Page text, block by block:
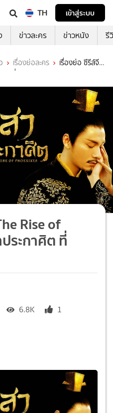
TH
เข้าสู่ระบบ
ข่าวละคร ข่าวหนัง รี
เรื่องย่อละคร
เรื่องย่อ ซีรีส์จีน
ต ที่ TrueID
Rise of
ระกาศิต ที่
6.8K 1